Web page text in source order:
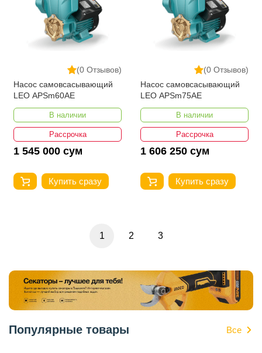
(0 Отзывов)
Насос самовсасывающий
LEO APSm60AE
В наличии
Рассрочка
1 545 000 сум
Купить сразу
(0 Отзывов)
Насос самовсасывающий
LEO APSm75AE
В наличии
Рассрочка
1 606 250 сум
Купить сразу
1 2 3
Популярные товары Все